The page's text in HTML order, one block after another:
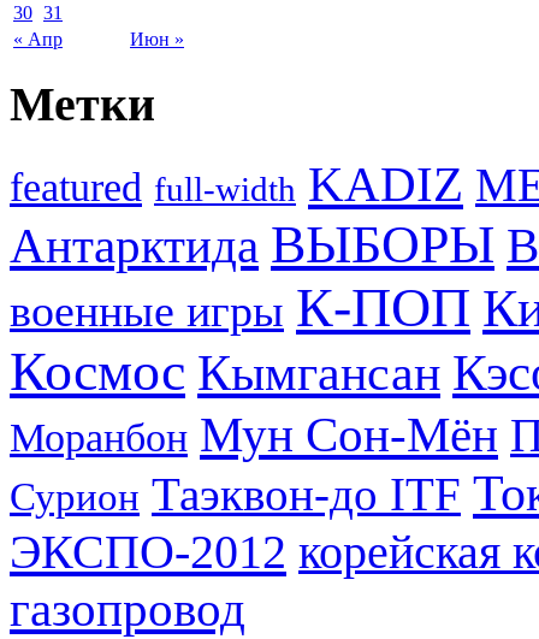
« Апр Июн »
30 31
Метки
featured full-width KADIZ
Антарктида ВЫБОРЫ
военные игры К-ПОП
Космос Кымгансан
Моранбон Мун Сон-Мён
Сурион Таэквон-до ITF
ЭКСПО-2012 корейская
газопровод